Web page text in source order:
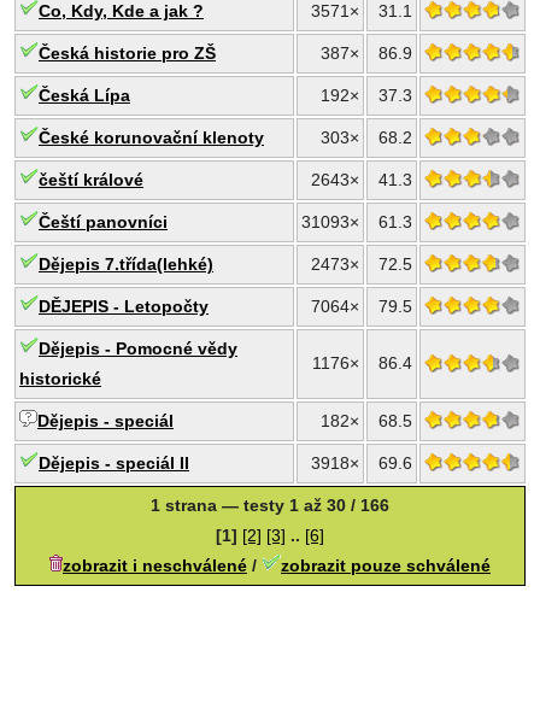
Co, Kdy, Kde a jak ? 3571× 31.1
Česká historie pro ZŠ 387× 86.9
Česká Lípa 192× 37.3
České korunovační klenoty 303× 68.2
čeští králové 2643× 41.3
Čeští panovníci 31093× 61.3
Dějepis 7.třída(lehké) 2473× 72.5
DĚJEPIS - Letopočty 7064× 79.5
Dějepis - Pomocné vědy
historické
1176× 86.4
Dějepis - speciál 182× 68.5
Dějepis - speciál II 3918× 69.6
1 strana — testy 1 až 30 / 166
[1] [2] [3] .. [6]
zobrazit i neschválené / zobrazit pouze schválené